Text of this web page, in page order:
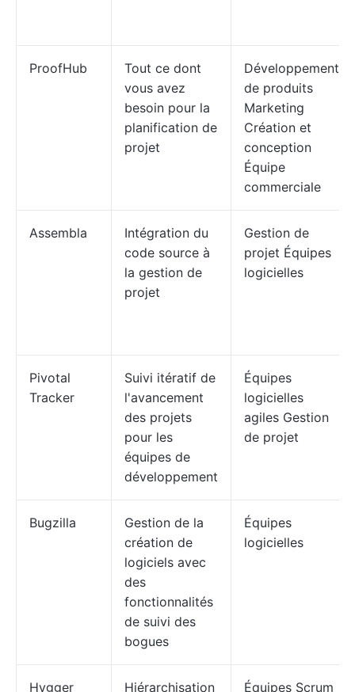
ProofHub
Tout ce dont
vous avez
besoin pour la
planification de
projet
Développement
de produits
Marketing
Création et
conception
Équipe
commerciale
Assembla
Intégration du
code source à
la gestion de
projet
Gestion de
projet Équipes
logicielles
Pivotal
Tracker
Suivi itératif de
l'avancement
des projets
pour les
équipes de
développement
Équipes
logicielles
agiles Gestion
de projet
Bugzilla
Gestion de la
création de
logiciels avec
des
fonctionnalités
de suivi des
bogues
Équipes
logicielles
Hygger
Hiérarchisation
Équipes Scrum